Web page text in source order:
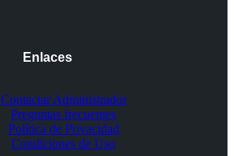
Enlaces
Contactar Administrador
Preguntas frecuentes
Política de Privacidad
Condiciones de Uso